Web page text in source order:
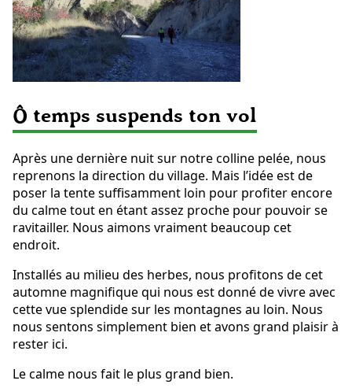
Ô temps suspends ton vol
Après une dernière nuit sur notre colline pelée, nous
reprenons la direction du village. Mais l’idée est de
poser la tente suffisamment loin pour profiter encore
du calme tout en étant assez proche pour pouvoir se
ravitailler. Nous aimons vraiment beaucoup cet
endroit.
Installés au milieu des herbes, nous profitons de cet
automne magnifique qui nous est donné de vivre avec
cette vue splendide sur les montagnes au loin. Nous
nous sentons simplement bien et avons grand plaisir à
rester ici.
Le calme nous fait le plus grand bien.